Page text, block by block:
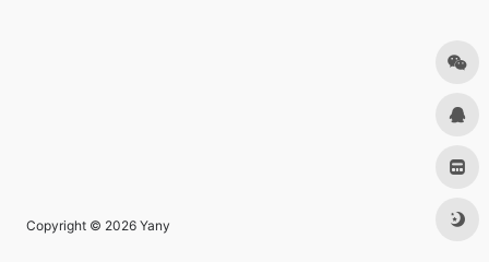
Copyright © 2026 Yany